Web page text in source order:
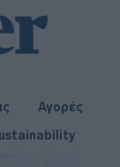
Αγορές